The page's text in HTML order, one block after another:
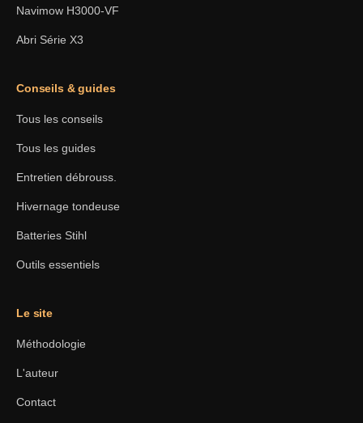
Navimow H3000-VF
Abri Série X3
Conseils & guides
Tous les conseils
Tous les guides
Entretien débrouss.
Hivernage tondeuse
Batteries Stihl
Outils essentiels
Le site
Méthodologie
L'auteur
Contact